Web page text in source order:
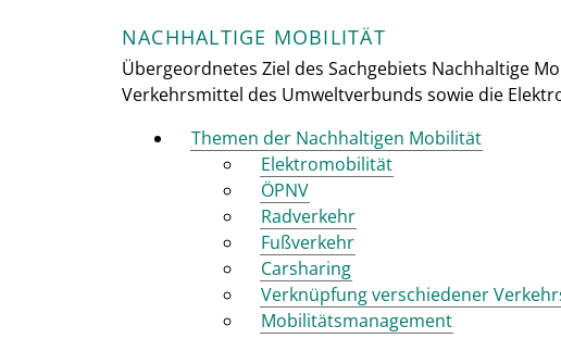
NACHHALTIGE MOBILITÄT
Übergeordnetes Ziel des Sachgebiets Nachhaltige
Verkehrsmittel des Umweltverbunds sowie die
Themen der Nachhaltigen Mobilität
Elektromobilität
ÖPNV
Radverkehr
Fußverkehr
Carsharing
Verknüpfung verschiedener
Mobilitätsmanagement